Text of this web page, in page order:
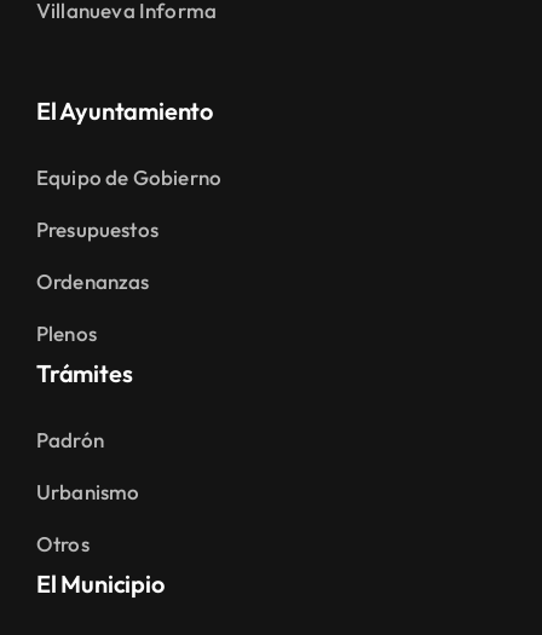
Villanueva Informa
El Ayuntamiento
Equipo de Gobierno
Presupuestos
Ordenanzas
Plenos
Trámites
Padrón
Urbanismo
Otros
El Municipio